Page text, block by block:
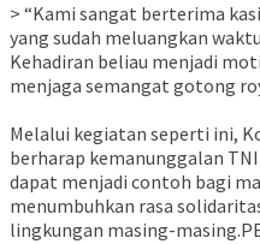
> “Kami sangat berterima
yang sudah meluangkan
Kehadiran beliau menjadi
menjaga semangat gotong
Melalui kegiatan seperti ini,
berharap kemanunggalan
dapat menjadi contoh bagi
menumbuhkan rasa
lingkungan masing-